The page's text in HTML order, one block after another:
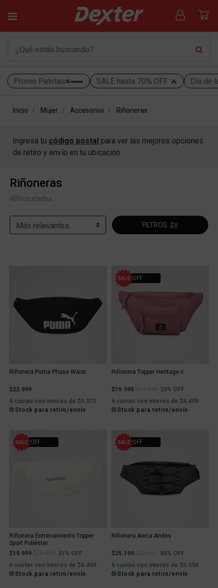
Promo Pelotas SALE hasta 70% OFF 🔥 Día de
Inicio Mujer Accesorios Riñoneras
Ingresá tu código postal para ver las mejores opciones
de retiro y envío en tu ubicación.
Riñoneras
48Resultados
FILTROS
Riñonera Puma Phase Waist
$22.999
6 cuotas con interés de $5.071
Stock para retiro/envío
20% OFF
Riñonera Topper Heritage Ii
$19.999 Price reduced from
to20% OFF
6 cuotas con interés de $4.409
Stock para retiro/envío
31% OFF
Riñonera Entrenamiento Topper
Sport Poliéster
$19.999
Price reduced from
to31% OFF
6 cuotas con interés de $4.409
Stock para retiro/envío
40% OFF
Riñonera Awca Andes
$25.199 Price reduced from
to40% OFF
6 cuotas con interés de $5.556
Stock para retiro/envío